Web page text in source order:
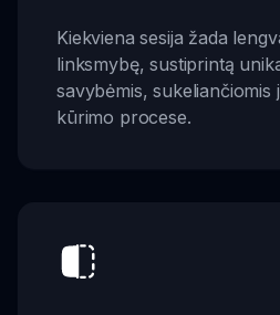
Kiekviena sesija žada
linksmybę, sustiprintą
savybėmis, sukeliančiomis
kūrimo procese.